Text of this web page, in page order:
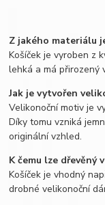
Z jakého materiálu
Košíček je vyroben z
lehká a má přirozený
Jak je vytvořen
Velikonoční motiv je
Díky tomu vzniká
originální vzhled.
K čemu lze dřevěný
Košíček je vhodný
drobné velikonoční